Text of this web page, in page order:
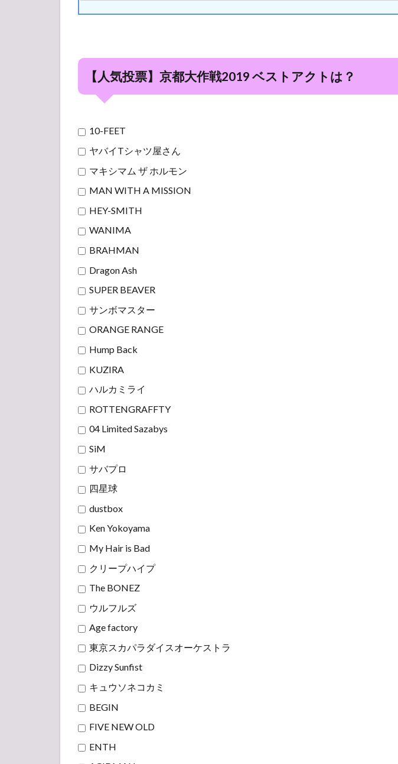
【人気投票】京都大作戦2019 ベストアクトは？
10-FEET
ヤバイTシャツ屋さん
マキシマム ザ ホルモン
MAN WITH A MISSION
HEY-SMITH
WANIMA
BRAHMAN
Dragon Ash
SUPER BEAVER
サンボマスター
ORANGE RANGE
Hump Back
KUZIRA
ハルカミライ
ROTTENGRAFFTY
04 Limited Sazabys
SiM
サバプロ
四星球
dustbox
Ken Yokoyama
My Hair is Bad
クリープハイプ
The BONEZ
ウルフルズ
Age factory
東京スカパラダイスオーケストラ
Dizzy Sunfist
キュウソネコカミ
BEGIN
FIVE NEW OLD
ENTH